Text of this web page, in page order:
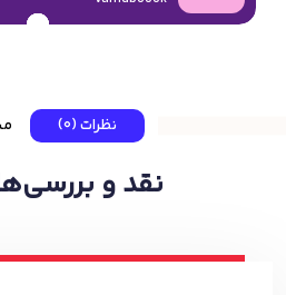
نظرات (0)
نقد و